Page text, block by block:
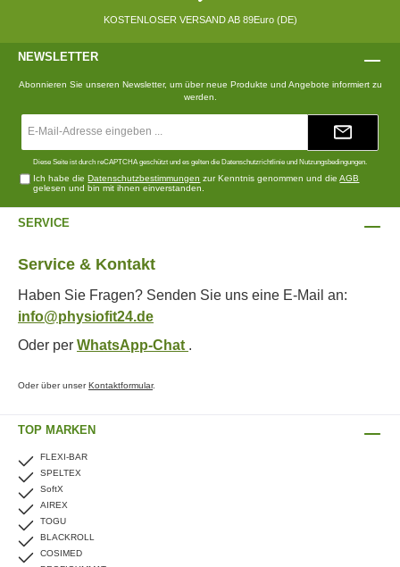
KOSTENLOSER VERSAND AB 89Euro (DE)
NEWSLETTER
Abonnieren Sie unseren Newsletter, um über neue Produkte und Angebote informiert zu
werden.
Diese Seite ist durch reCAPTCHA geschützt und es gelten die Datenschutzrichtlinie und Nutzungsbedingungen
Ich habe dieDatenschutzbestimmungen zur Kenntnis genommen und dieAGB
gelesen und bin mit ihnen einverstanden.
SERVICE
Service & Kontakt
Haben Sie Fragen? Senden Sie uns eine E-Mail an:
info@physiofit24.de
Oder per WhatsApp-Chat .
Oder über unserKontaktformular.
TOP MARKEN
FLEXI-BAR
SPELTEX
SoftX
AIREX
TOGU
BLACKROLL
COSIMED